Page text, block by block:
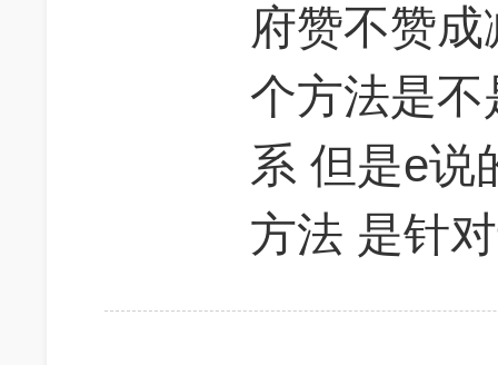
府赞不赞
个方法是
系 但是e说
方法 是针